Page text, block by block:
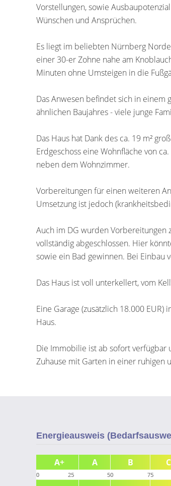
Vorstellungen, sowie
Wünschen und Ansprüchen.
Es liegt im beliebten Nürnberg
einer 30-er Zohne nahe am
Minuten ohne Umsteigen in die
Das Anwesen befindet sich in einem
ähnlichen Baujahres - viele junge
Das Haus hat Dank des ca. 19 m²
Erdgeschoss eine Wohnfläche von
neben dem Wohnzimmer.
Vorbereitungen für einen weiteren
Umsetzung ist jedoch
Auch im DG wurden
vollständig abgeschlossen. Hier
sowie ein Bad gewinnen. Bei Einbau
Das Haus ist voll unterkellert, vom
Eine Garage (zusätzlich 18.000
Haus.
Die Immobilie ist ab sofort verfügbar
Zuhause mit Garten in einer ruhigen
Energieausweis